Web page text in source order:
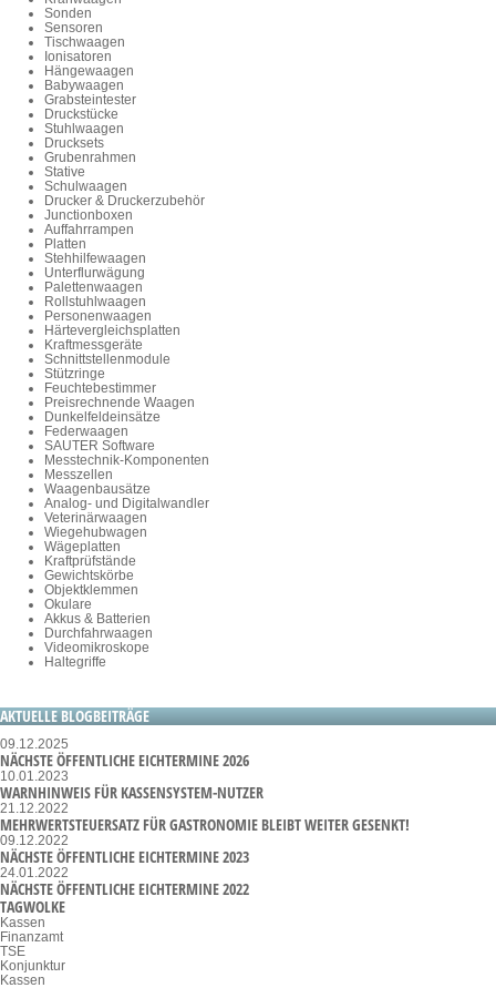
Sonden
Sensoren
Tischwaagen
Ionisatoren
Hängewaagen
Babywaagen
Grabsteintester
Druckstücke
Stuhlwaagen
Drucksets
Grubenrahmen
Stative
Schulwaagen
Drucker & Druckerzubehör
Junctionboxen
Auffahrrampen
Platten
Stehhilfewaagen
Unterflurwägung
Palettenwaagen
Rollstuhlwaagen
Personenwaagen
Härtevergleichsplatten
Kraftmessgeräte
Schnittstellenmodule
Stützringe
Feuchtebestimmer
Preisrechnende Waagen
Dunkelfeldeinsätze
Federwaagen
SAUTER Software
Messtechnik-Komponenten
Messzellen
Waagenbausätze
Analog- und Digitalwandler
Veterinärwaagen
Wiegehubwagen
Wägeplatten
Kraftprüfstände
Gewichtskörbe
Objektklemmen
Okulare
Akkus & Batterien
Durchfahrwaagen
Videomikroskope
Haltegriffe
AKTUELLE BLOGBEITRÄGE
09.12.2025
NÄCHSTE ÖFFENTLICHE EICHTERMINE 2026
10.01.2023
WARNHINWEIS FÜR KASSENSYSTEM-NUTZER
21.12.2022
MEHRWERTSTEUERSATZ FÜR GASTRONOMIE BLEIBT WEITER GESENKT!
09.12.2022
NÄCHSTE ÖFFENTLICHE EICHTERMINE 2023
24.01.2022
NÄCHSTE ÖFFENTLICHE EICHTERMINE 2022
TAGWOLKE
Kassen
Finanzamt
TSE
Konjunktur
Kassen